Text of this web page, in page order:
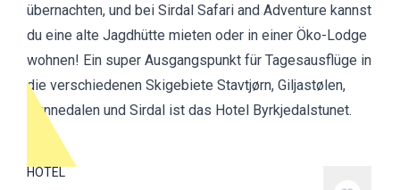
übernachten, und bei Sirdal Safari and Adventure kannst
du eine alte Jagdhütte mieten oder in einer Öko-Lodge
wohnen! Ein super Ausgangspunkt für Tagesausflüge in
die verschiedenen Skigebiete Stavtjørn, Giljastølen,
Hunnedalen und Sirdal ist das Hotel Byrkjedalstunet.
HOTEL